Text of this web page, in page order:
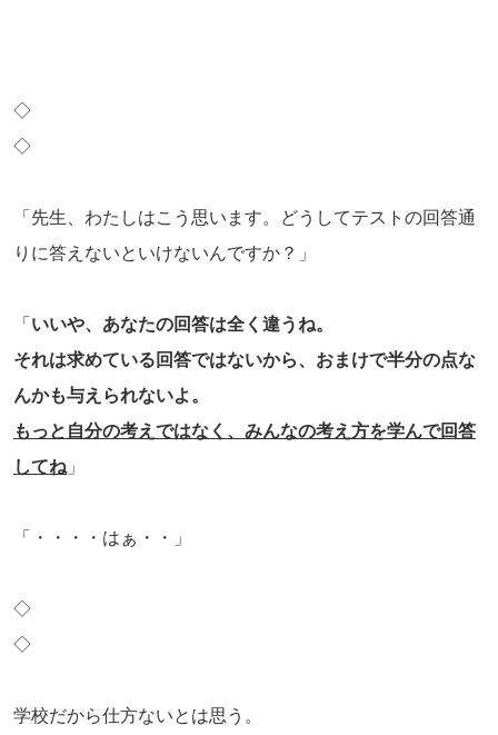
◇
◇
「先生、わたしはこう思います。どうしてテストの回答通
りに答えないといけないんですか？」
「 いいや、あなたの回答は全く違うね。
それは求めている回答ではないから、おまけで半分の点な
んかも与えられないよ。
もっと自分の考えではなく、みんなの考え方を学んで回答
してね 」
「・・・・はぁ・・」
◇
◇
学校だから仕方ないとは思う。